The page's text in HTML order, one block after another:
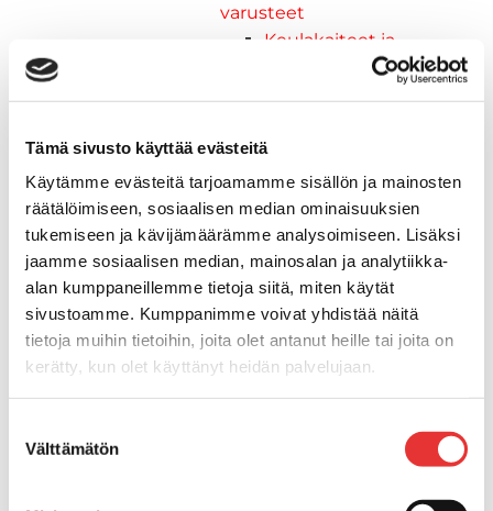
Tämä sivusto käyttää evästeitä
Käytämme evästeitä tarjoamamme sisällön ja mainosten
räätälöimiseen, sosiaalisen median ominaisuuksien
tukemiseen ja kävijämäärämme analysoimiseen. Lisäksi
jaamme sosiaalisen median, mainosalan ja analytiikka-
alan kumppaneillemme tietoja siitä, miten käytät
sivustoamme. Kumppanimme voivat yhdistää näitä
tietoja muihin tietoihin, joita olet antanut heille tai joita on
kerätty, kun olet käyttänyt heidän palvelujaan.
valinta
Välttämätön
varusteet
Keulakaiteet ja
kaidepylväät
rullaverhot
Kansiluukut
Hyttysverkot
Verhot
Venetikkaat
Uimatikkaat
Kasettitikkaat
Keulatikkaat
Köysitikkaat
Kiinnikkeet ja tukijalat